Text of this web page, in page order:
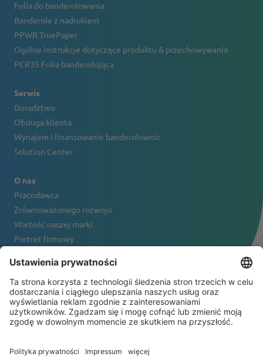
Folia do banderolowania
Banderole z nadrukiem
PPWR TruePaper
Ogólne instrukcje dotyczące produktu & przechowywania
PCR35 Folia banderolująca
Serwis
Doradztwo
Obsługa klienta
Wynajem i finansowanie banderolownic
Solution Center
O nas
Pracodawca
Zrównoważonego rozwoju
Wartość naszej marki
Portret firmowy
Kontakt
NEWSLETTER